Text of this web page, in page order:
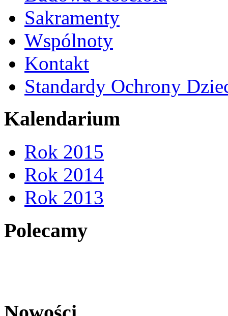
Sakramenty
Wspólnoty
Kontakt
Standardy Ochrony
Kalendarium
Rok 2015
Rok 2014
Rok 2013
Polecamy